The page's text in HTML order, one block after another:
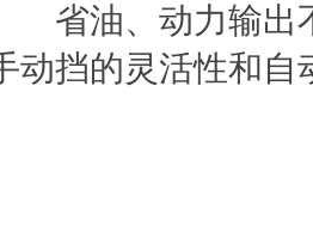
省油、动力输出不
动挡的灵活性和自